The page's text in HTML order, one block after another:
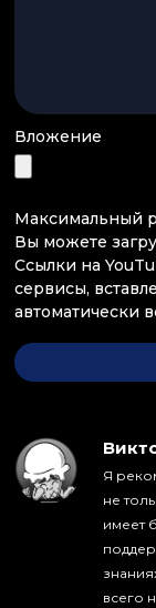
Вложение
Максимальный
Вы можете
Ссылки на
сервисы,
автоматически
Я
не
имеет
всего